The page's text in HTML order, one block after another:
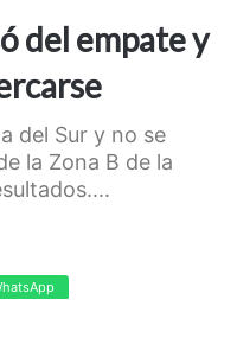
del empate y
del Sur y no se
la Zona B de la